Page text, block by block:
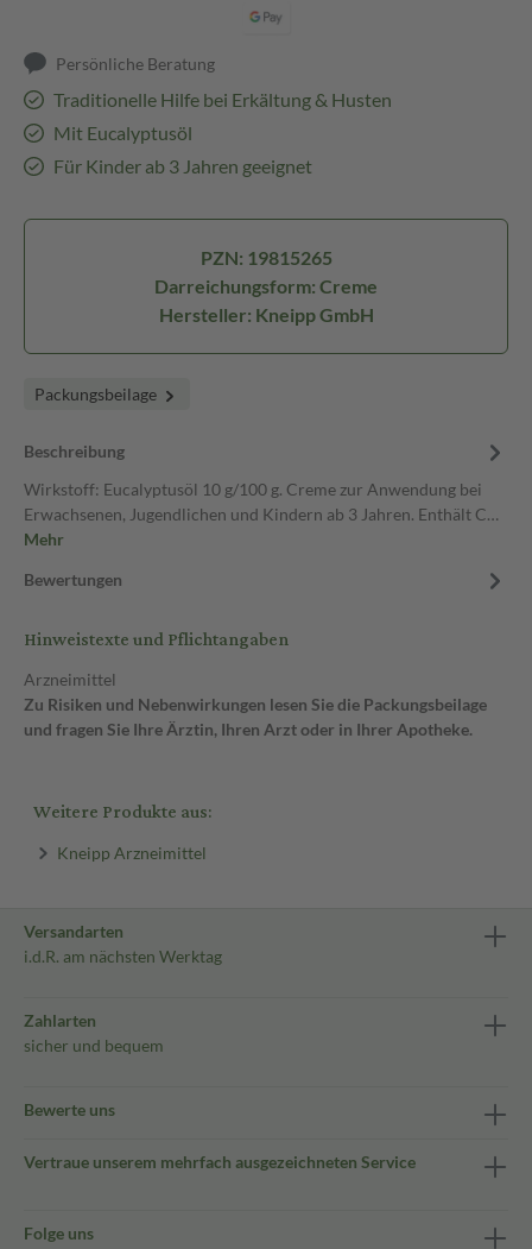
Persönliche Beratung
Traditionelle Hilfe bei Erkältung & Husten
Mit Eucalyptusöl
Für Kinder ab 3 Jahren geeignet
PZN: 19815265
Darreichungsform: Creme
Hersteller: Kneipp GmbH
Packungsbeilage
Beschreibung
Wirkstoff: Eucalyptusöl 10 g/100 g. Creme zur Anwendung bei
Erwachsenen, Jugendlichen und Kindern ab 3 Jahren. Enthält C…
Mehr
Bewertungen
Hinweistexte und Pflichtangaben
Arzneimittel
Zu Risiken und Nebenwirkungen lesen Sie die Packungsbeilage
und fragen Sie Ihre Ärztin, Ihren Arzt oder in Ihrer Apotheke.
Weitere Produkte aus:
Kneipp Arzneimittel
Versandarten
i.d.R. am nächsten Werktag
Zahlarten
sicher und bequem
Bewerte uns
Vertraue unserem mehrfach ausgezeichneten Service
Folge uns